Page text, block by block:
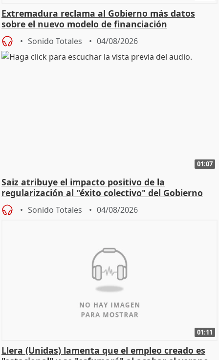
Extremadura reclama al Gobierno más datos
sobre el nuevo modelo de financiación
Sonido Totales 04/08/2026
01:07
Saiz atribuye el impacto positivo de la
regularización al "éxito colectivo" del Gobierno
Sonido Totales 04/08/2026
01:11
Llera (Unidas) lamenta que el empleo creado es